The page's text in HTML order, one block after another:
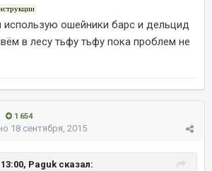
использую ошейники барс и дельцид
в лесу тьфу тьфу пока проблем не
1 654
18 сентября, 2015
Paguk сказал: